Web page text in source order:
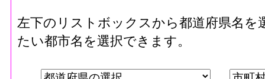
左下のリストボックスから都道府県名
たい都市名を選択できます。